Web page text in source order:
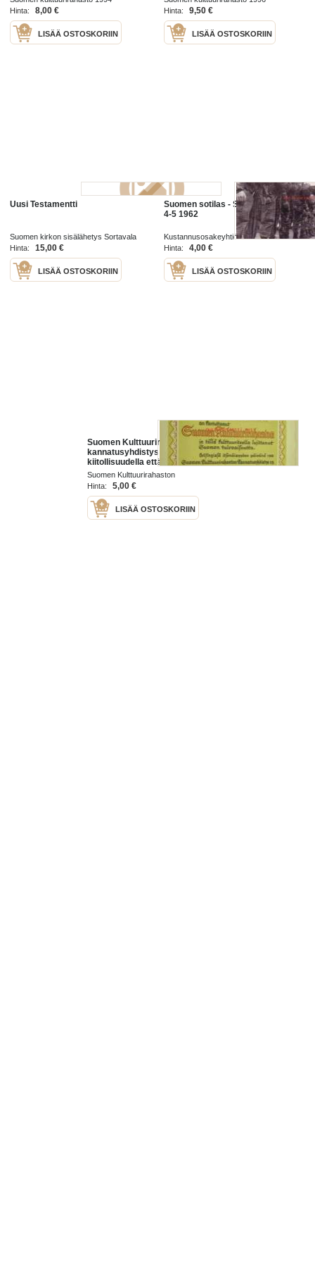
kulttuurirahasto 1992-1993
Hinta:
8,00 €
LISÄÄ OSTOSKORIIN
- Suomen kulttuurirahasto 1994-
1995
Hinta:
9,50 €
LISÄÄ OSTOSKORIIN
Uusi Testamentti
Suomen kirkon sisälähetys Sortavala
1914
Hinta: 15,00 €
LISÄÄ OSTOSKORIIN
Suomen sotilas - Suomen mies no
4-5 1962
Kustannusosakeyhtiö Suomen Mies
1962
Hinta: 4,00 €
LISÄÄ OSTOSKORIIN
Suomen Kulttuurirahaston
kannatusyhdistys tunnustaa
kiitollisuudella että Rautjärven
Osuuskauppa r.l. on kartuttanut
Suomen Kulttuurirahastoa ja tällä
Suomen Kulttuurirahaston
kannatusyhdistys 1938
Hinta: 5,00 €
LISÄÄ OSTOSKORIIN